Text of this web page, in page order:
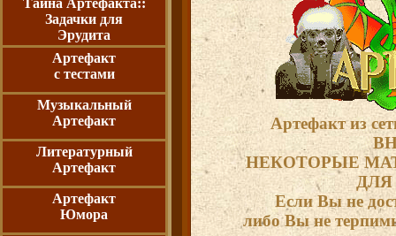
Задачки для
Эрудита
Артефакт
с тестами
Музыкальный
Артефакт
Литературный
Артефакт
Артефакт
Юмора
Артефакт из
НЕКОТОРЫЕ
Если Вы не
либо Вы не